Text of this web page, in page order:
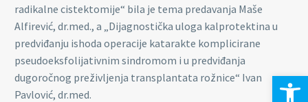
radikalne cistektomije“ bila je tema predavanja Maše
Alfirević, dr.med., a „Dijagnostička uloga kalprotektina u
predviđanju ishoda operacije katarakte komplicirane
pseudoeksfolijativnim sindromom i u predviđanja
dugoročnog preživljenja transplantata rožnice“ Ivan
Pavlović, dr.med.